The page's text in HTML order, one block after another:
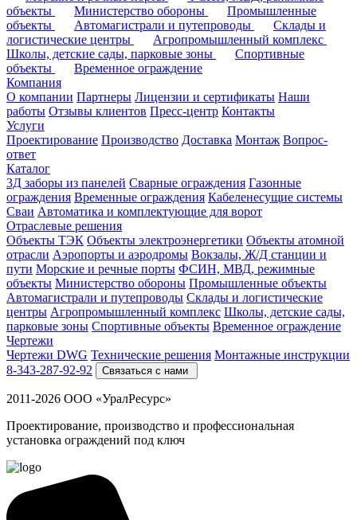
объекты
Министерство обороны
Промышленные
объекты
Автомагистрали и путепроводы
Склады и
логистические центры
Агропромышленный комплекс
Школы, детские сады, парковые зоны
Спортивные
объекты
Временное ограждение
Компания
О компании Партнеры Лицензии и сертификаты Наши
работы Отзывы клиентов Пресс-центр Контакты
Услуги
Проектирование Производство Доставка Монтаж Вопрос-
ответ
Каталог
3Д заборы из панелей Сварные ограждения Газонные
ограждения Временные ограждения Кабеленесущие системы
Cваи Автоматика и комплектующие для ворот
Отраслевые решения
Объекты ТЭК Объекты электроэнергетики Объекты атомной
отрасли Аэропорты и аэродромы Вокзалы, Ж/Д станции и
пути Морские и речные порты ФСИН, МВД, режимные
объекты Министерство обороны Промышленные объекты
Автомагистрали и путепроводы Склады и логистические
центры Агропромышленный комплекс Школы, детские сады,
парковые зоны Спортивные объекты Временное ограждение
Чертежи
Чертежи DWG Технические решения Монтажные инструкции
8-343-287-92-92
Связаться с нами
2011-2026 ООО «УралРесурс»
Проектирование, производство и профессиональная
установка ограждений под ключ